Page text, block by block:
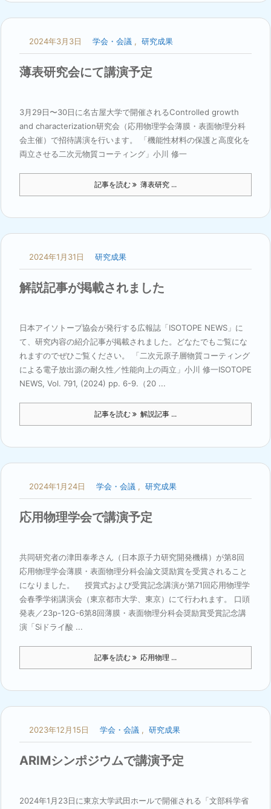
2024年3月3日 学会・会議 , 研究成果
薄表研究会にて講演予定
3月29日〜30日に名古屋大学で開催されるControlled growth
and characterization研究会（応用物理学会薄膜・表面物理分科
会主催）で招待講演を行います。 「機能性材料の保護と高度化を
両立させる二次元物質コーティング」小川 修一
記事を読む 薄表研究 ...
2024年1月31日 研究成果
解説記事が掲載されました
日本アイソトープ協会が発行する広報誌「ISOTOPE NEWS」に
て、研究内容の紹介記事が掲載されました。どなたでもご覧にな
れますのでぜひご覧ください。 「二次元原子層物質コーティング
による電子放出源の耐久性／性能向上の両立」小川 修一ISOTOPE
NEWS, Vol. 791, (2024) pp. 6-9.（20 ...
記事を読む 解説記事 ...
2024年1月24日 学会・会議 , 研究成果
応用物理学会で講演予定
共同研究者の津田泰孝さん（日本原子力研究開発機構）が第8回
応用物理学会薄膜・表面物理分科会論文奨励賞を受賞されること
になりました。 授賞式および受賞記念講演が第71回応用物理学
会春季学術講演会（東京都市大学、東京）にて行われます。 口頭
発表／23p-12G-6第8回薄膜・表面物理分科会奨励賞受賞記念講
演「Siドライ酸 ...
記事を読む 応用物理 ...
2023年12月15日 学会・会議 , 研究成果
ARIMシンポジウムで講演予定
2024年1月23日に東京大学武田ホールで開催される「文部科学省